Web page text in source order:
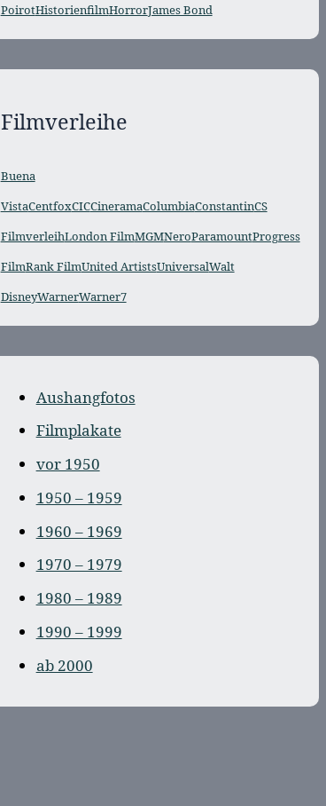
PoirotHistorienfilmHorrorJames Bond
Filmverleihe
Buena
VistaCentfoxCICCineramaColumbiaConstantinCS
FilmverleihLondon FilmMGMNeroParamountProgress
FilmRank FilmUnited ArtistsUniversalWalt
DisneyWarnerWarner7
Aushangfotos
Filmplakate
vor 1950
1950 – 1959
1960 – 1969
1970 – 1979
1980 – 1989
1990 – 1999
ab 2000